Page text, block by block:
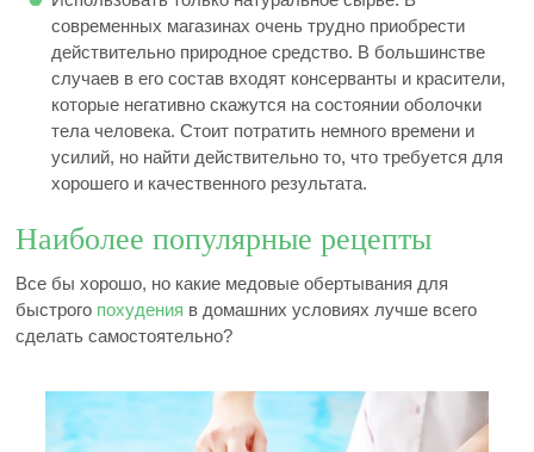
современных магазинах очень трудно приобрести
действительно природное средство. В большинстве
случаев в его состав входят консерванты и красители,
которые негативно скажутся на состоянии оболочки
тела человека. Стоит потратить немного времени и
усилий, но найти действительно то, что требуется для
хорошего и качественного результата.
Наиболее популярные рецепты
Все бы хорошо, но какие медовые обертывания для
быстрого похудения в домашних условиях лучше всего
сделать самостоятельно?